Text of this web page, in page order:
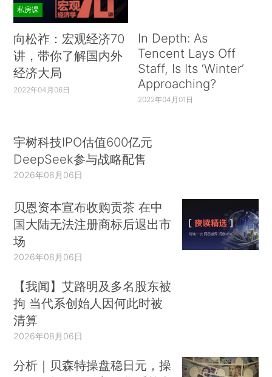
私房课
向松祚：宏观经济70
讲，带你了解国内外
经济大局
2022年04月06日
In Depth: As
Tencent Lays Off
Staff, Is Its ‘Winter’
Approaching?
2022年04月01日
宇树科技IPO估值600亿元
DeepSeek参与战略配售
2026年08月06日
贝恩资本宣布收购贡茶 在中
国大陆无法注册商标后退出市
场
2026年08月06日
【我闻】艾路明及多名股东被
拘 当代系创始人因何此时被
清算
2026年08月06日
分析｜贝森特操盘稳日元，操